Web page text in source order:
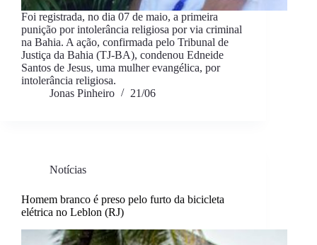
Foi registrada, no dia 07 de maio, a primeira
punição por intolerância religiosa por via criminal
na Bahia. A ação, confirmada pelo Tribunal de
Justiça da Bahia (TJ-BA), condenou Edneide
Santos de Jesus, uma mulher evangélica, por
intolerância religiosa.
Jonas Pinheiro
21/06
Notícias
Homem branco é preso pelo furto da bicicleta
elétrica no Leblon (RJ)